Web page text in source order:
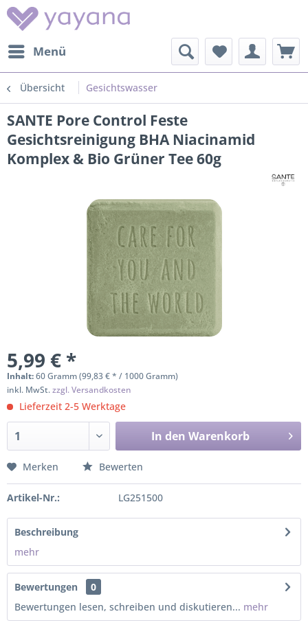
Menü
Übersicht Gesichtswasser
SANTE Pore Control Feste
Gesichtsreinigung BHA Niacinamid
Komplex & Bio Grüner Tee 60g
5,99 € *
Inhalt:60 Gramm (99,83 € * / 1000 Gramm)
inkl. MwSt.zzgl. Versandkosten
Lieferzeit 2-5 Werktage
In den Warenkorb
Merken Bewerten
Artikel-Nr.: LG251500
Beschreibung
mehr
Bewertungen
0
Bewertungen lesen, schreiben und diskutieren... mehr